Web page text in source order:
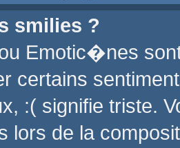
smilies ?
Emotic�nes
certains
:( signifie triste.
de la